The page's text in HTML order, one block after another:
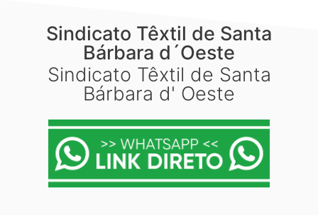
Sindicato Têxtil de Santa
Bárbara d´Oeste
Sindicato Têxtil de Santa
Bárbara d' Oeste